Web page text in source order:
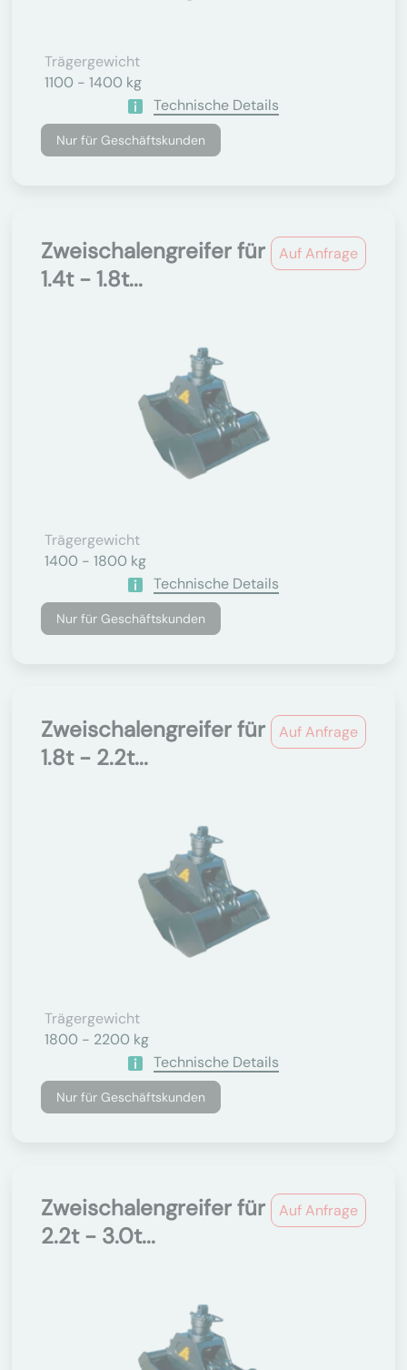
Trägergewicht
1100 - 1400 kg
Technische Details
Nur für Geschäftskunden
Auf Anfrage
Zweischalengreifer für
1.4t - 1.8t...
Trägergewicht
1400 - 1800 kg
Technische Details
Nur für Geschäftskunden
Auf Anfrage
Zweischalengreifer für
1.8t - 2.2t...
Trägergewicht
1800 - 2200 kg
Technische Details
Nur für Geschäftskunden
Auf Anfrage
Zweischalengreifer für
2.2t - 3.0t...